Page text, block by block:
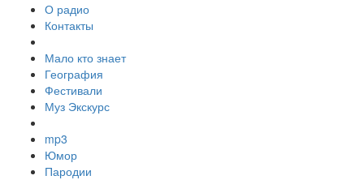
О радио
Контакты
Мало кто знает
География
Фестивали
Муз Экскурс
mp3
Юмор
Пародии